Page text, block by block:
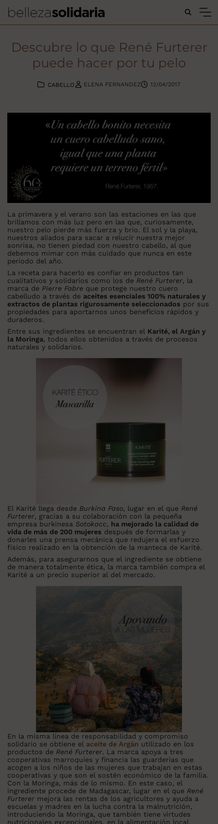
Buscar...
Descubre lo que René Furterer
puede hacer por tu pelo
CABELLO ELENA FERNANDEZ 12/04/2017
La primavera y el verano son las estaciones en las que
brillamos con más luz pero en las que, curiosamente,
nuestro pelo pierde más fuerza y brío. El sol y la playa,
nuestros aliados para sacar a relucir nuestra mejor
sonrisa, no tienen piedad con nuestro cabello, al que
debemos mimar con más cuidado que nunca en este
período del año.
La receta para hacerlo es confiar en productos tan
cualitativos y solidarios como los de René Furterer, la
marca de Pierre Fabre que protege nuestro cuero
cabelludo a través de aceites esenciales 100% naturales y
extractos de plantas rigurosamente seleccionados por sus
propiedades para aportarnos unos beneficios rápidos y
duraderos.
Entre sus ingredientes se encuentran el Karité, el Argán y
la Moringa, todos ellos obtenidos a través de procesos
naturales y solidarios.
El Karité llega desde Burkina Faso, lugar en el que René
Furterer, gracias a su colaboración con la pequeña
empresa burkinesa Sotokacc, ha mejorado la calidad de
vida de más de 200 mujeres después de formarlas y
donarles una prensa mecánica que redujera el esfuerzo
físico realizado en la obtención de la manteca de Karité.
Además, para asegurarnos que el ingrediente se obtiene
de manera totalmente ética, la marca también compra el
Karité a un precio superior al del mercado.
En la misma línea de responsabilidad y compromiso
solidario se obtiene el aceite de Argán utilizado en los
productos de René Furterer. La marca apoya a tres
cooperativas marroquíes y financia las guarderías que
acogen a los niños de las mujeres que trabajan en estas
cooperativas y que son el sostén económico de la familia.
Con la Moringa, más de lo mismo. En este caso, el
ingrediente procede de Madagascar, lugar en el que René
Furterer mejora las rentas de los agricultores y ayuda a
escuelas y madres en la lucha contra la malnutrición,
introduciendo la Moringa, que también tiene virtudes
nutricionales excepcionales, en la alimentación local.